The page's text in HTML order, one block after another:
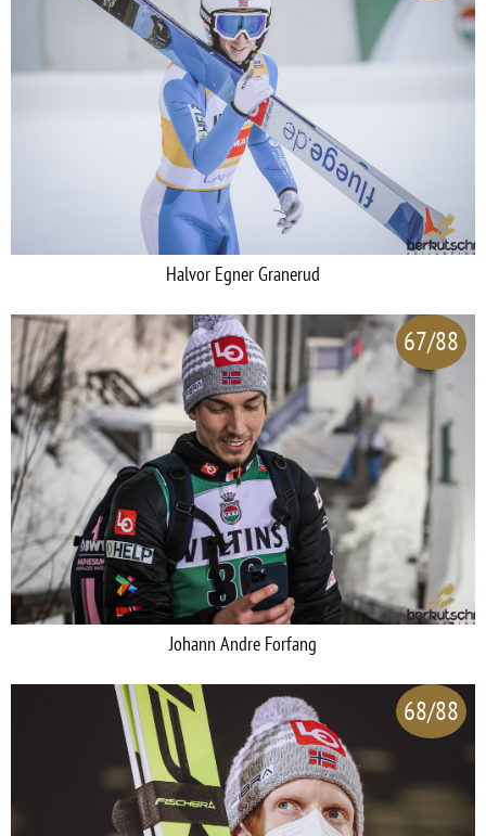
Halvor Egner Granerud
67/88
Johann Andre Forfang
68/88